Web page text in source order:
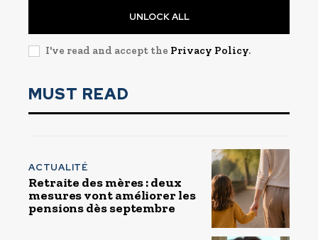
UNLOCK ALL
I've read and accept the Privacy Policy.
MUST READ
ACTUALITÉ
Retraite des mères : deux
mesures vont améliorer les
pensions dès septembre